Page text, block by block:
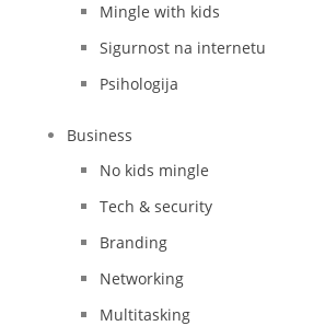
Mingle with kids
Sigurnost na internetu
Psihologija
Business
No kids mingle
Tech & security
Branding
Networking
Multitasking